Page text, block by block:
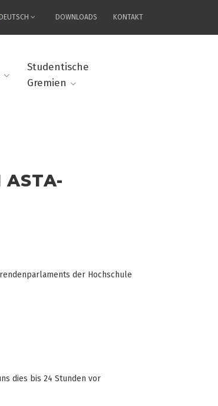
DEUTSCH DOWNLOADS KONTAKT
Studentische
Gremien
ASTA-
der Hochschule
dies bis 24 Stunden vor